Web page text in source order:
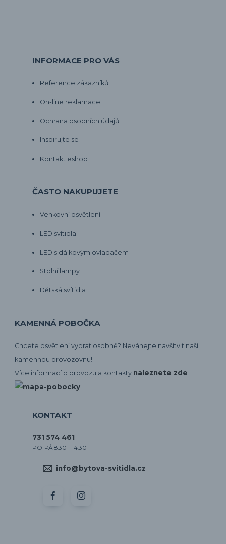
INFORMACE PRO VÁS
Reference zákazníků
On-line reklamace
Ochrana osobních údajů
Inspirujte se
Kontakt eshop
ČASTO NAKUPUJETE
Venkovní osvětlení
LED svítidla
LED s dálkovým ovladačem
Stolní lampy
Dětská svítidla
KAMENNÁ POBOČKA
Chcete osvětlení vybrat osobně? Neváhejte navšítvit naší
kamennou provozovnu!
Více informací o provozu a kontakty naleznete zde
KONTAKT
731 574 461
PO-PÁ 8:30 - 14:30
info@bytova-svitidla.cz